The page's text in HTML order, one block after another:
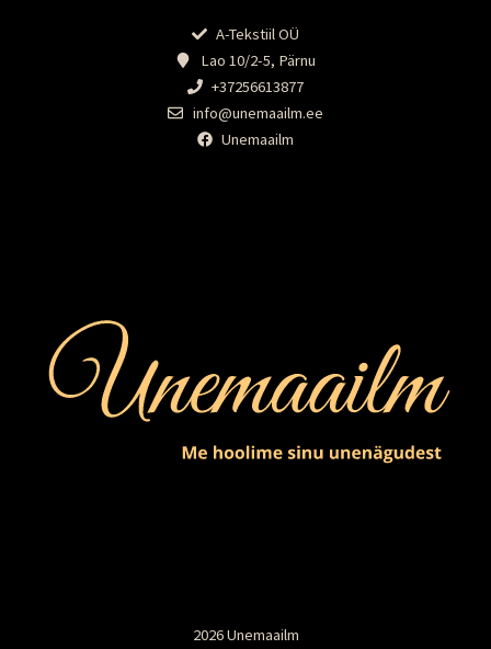
A-Tekstiil OÜ
Lao 10/2-5, Pärnu
+37256613877
info@unemaailm.ee
Unemaailm
2026 Unemaailm